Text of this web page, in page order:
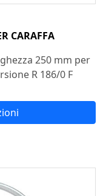
CARAFFA
250 mm per
R 186/0 F